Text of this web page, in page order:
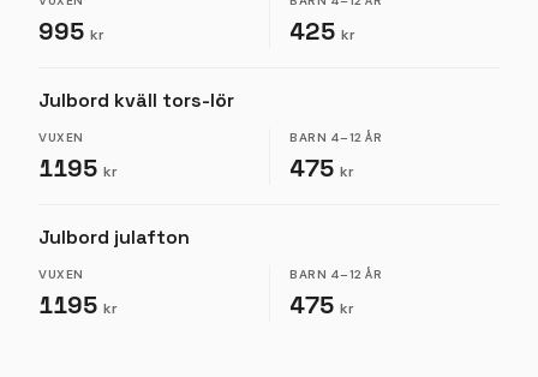
995 kr 425 kr
Julbord kväll tors-lör
VUXEN
1195 kr
BARN 4–12 ÅR
475 kr
Julbord julafton
VUXEN
1195 kr
BARN 4–12 ÅR
475 kr